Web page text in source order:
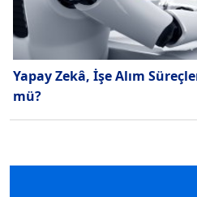
Yapay Zekâ, İşe Alım
mü?